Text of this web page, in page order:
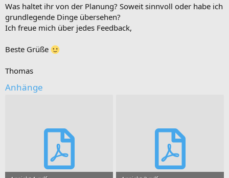
Was haltet ihr von der Planung? Soweit sinnvoll oder habe ich
grundlegende Dinge übersehen?
Ich freue mich über jedes Feedback,
Beste Grüße
Thomas
Anhänge